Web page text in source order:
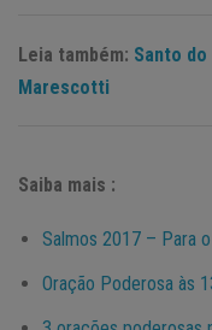
Leia também: Santo
Marescotti
Saiba mais :
Salmos 2017 – Para
Oração Poderosa às